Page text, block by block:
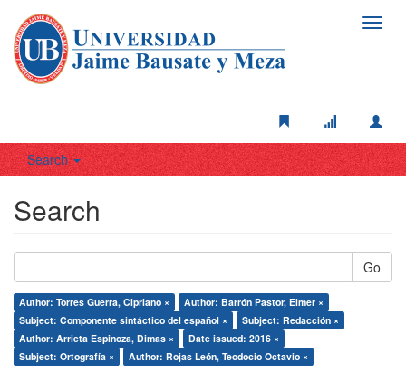
Search
Search
Go
Author: Torres Guerra, Cipriano ×
Author: Barrón Pastor, Elmer ×
Subject: Componente sintáctico del español ×
Subject: Redacción ×
Author: Arrieta Espinoza, Dimas ×
Date issued: 2016 ×
Subject: Ortografía ×
Author: Rojas León, Teodocio Octavio ×